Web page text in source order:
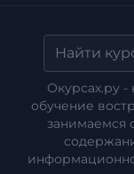
Окурсах.ру -
обучение
занимаемся